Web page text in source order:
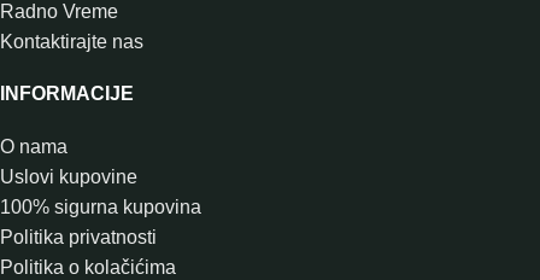
Radno Vreme
Kontaktirajte nas
INFORMACIJE
O nama
Uslovi kupovine
100% sigurna kupovina
Politika privatnosti
Politika o kolačićima